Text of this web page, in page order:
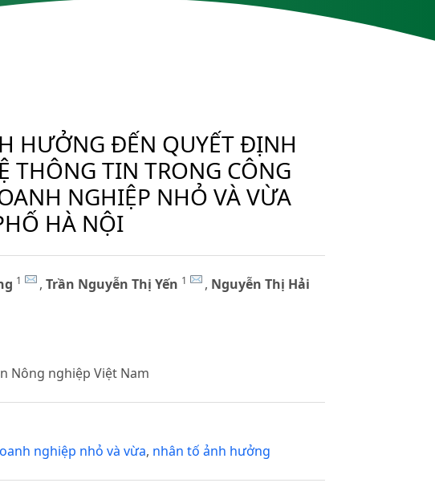
HƯỞNG ĐẾN QUYẾT ĐỊNH
THÔNG TIN TRONG CÔNG
NGHIỆP NHỎ VÀ VỪA
HÀ NỘI
1 , Trần Nguyễn Thị Yến 1 , Nguyễn Thị Hải
Nông nghiệp Việt Nam
nghiệp nhỏ và vừa, nhân tố ảnh hưởng